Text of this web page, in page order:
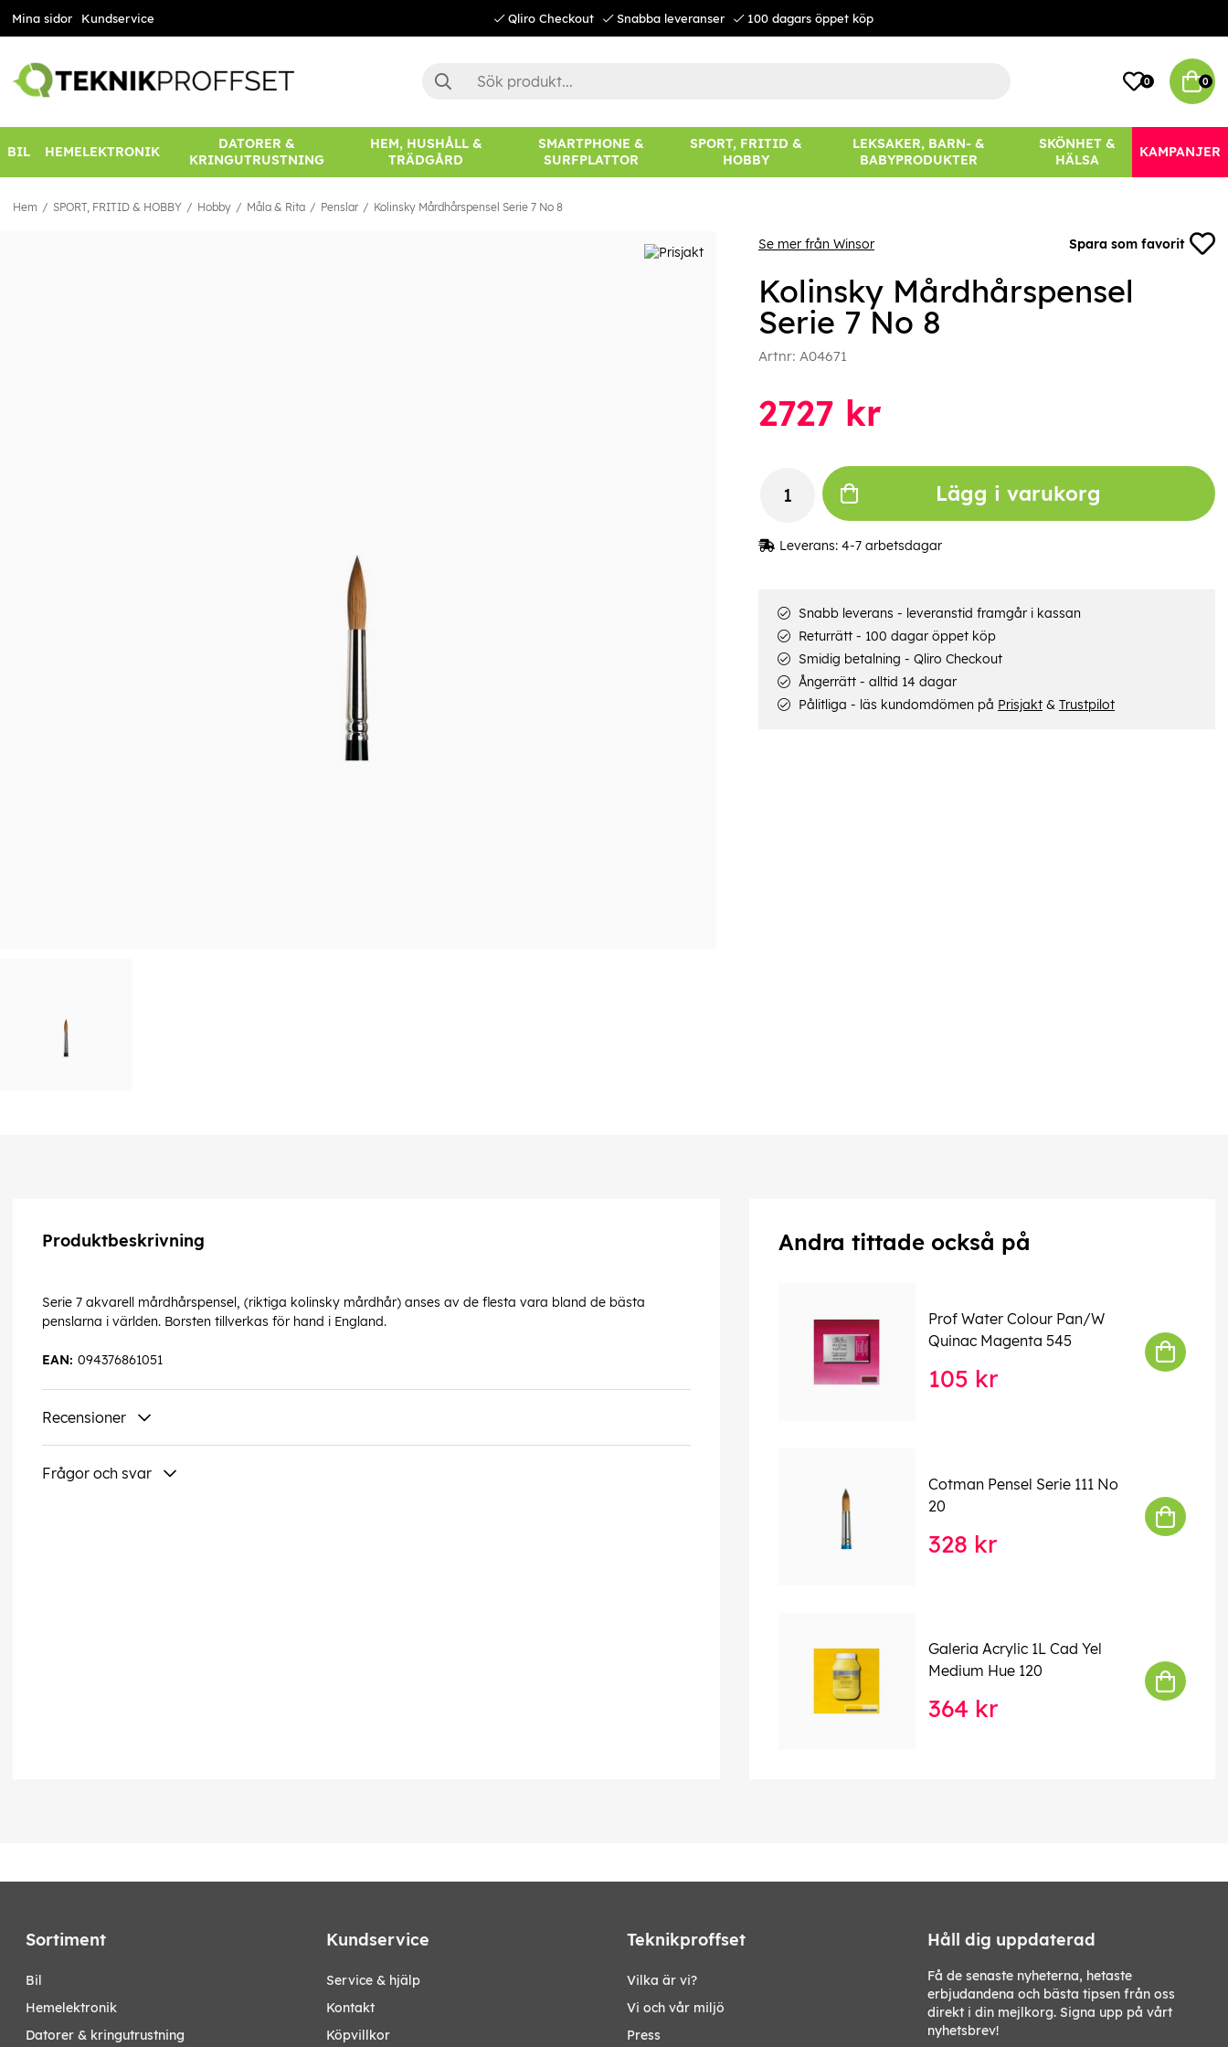
Mina sidor Kundservice Qliro Checkout Snabba leveranser 100 dagars öppet köp
0 0
BIL HEMELEKTRONIK
DATORER &
KRINGUTRUSTNING
HEM, HUSHÅLL &
TRÄDGÅRD
SMARTPHONE &
SURFPLATTOR
SPORT, FRITID &
HOBBY
LEKSAKER, BARN- &
BABYPRODUKTER
SKÖNHET &
HÄLSA
KAMPANJER
Hem SPORT, FRITID & HOBBY Hobby Måla & Rita Penslar Kolinsky Mårdhårspensel Serie 7 No 8
Se mer från Winsor Spara som favorit
Kolinsky Mårdhårspensel
Serie 7 No 8
Artnr: A04671
2727 kr
Lägg i varukorg
Leverans: 4-7 arbetsdagar
Snabb leverans - leveranstid framgår i kassan
Returrätt - 100 dagar öppet köp
Smidig betalning - Qliro Checkout
Ångerrätt - alltid 14 dagar
Pålitliga - läs kundomdömen på Prisjakt& Trustpilot
Produktbeskrivning
Serie 7 akvarell mårdhårspensel, (riktiga kolinsky mårdhår) anses av de flesta vara bland de bästa
penslarna i världen. Borsten tillverkas för hand i England.
094376861051
EAN:
Recensioner
Frågor och svar
Andra tittade också på
Prof Water Colour Pan/W
Quinac Magenta 545
105 kr
Cotman Pensel Serie 111 No
20
328 kr
Galeria Acrylic 1L Cad Yel
Medium Hue 120
364 kr
Sortiment
bil
hemelektronik
datorer & kringutrustning
Kundservice
Service & hjälp
Kontakt
Köpvillkor
Teknikproffset
Vilka är vi?
Vi och vår miljö
Press
Håll dig uppdaterad
Få de senaste nyheterna, hetaste
erbjudandena och bästa tipsen från oss
direkt i din mejlkorg. Signa upp på vårt
nyhetsbrev!